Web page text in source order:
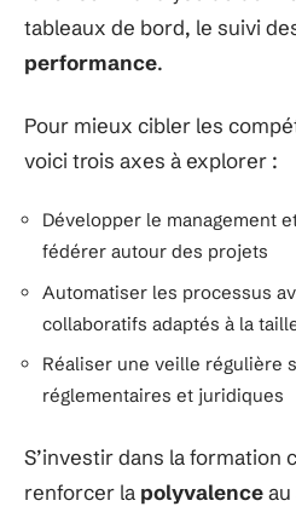
tableaux de bord, le suivi
performance.
Pour mieux cibler les
voici trois axes à explorer :
Développer le management
fédérer autour des projets
Automatiser les processus
collaboratifs adaptés à la
Réaliser une veille régulière
réglementaires et juridiques
S’investir dans la formation
renforcer la polyvalence